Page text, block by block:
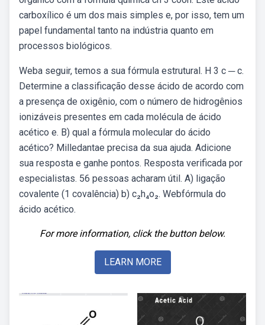
carboxílico é um dos mais simples e, por isso, tem um
papel fundamental tanto na indústria quanto em
processos biológicos.
Weba seguir, temos a sua fórmula estrutural. H 3 c ─ c.
Determine a classificação desse ácido de acordo com
a presença de oxigênio, com o número de hidrogênios
ionizáveis presentes em cada molécula de ácido
acético e. B) qual a fórmula molecular do ácido
acético? Milledantae precisa da sua ajuda. Adicione
sua resposta e ganhe pontos. Resposta verificada por
especialistas. 56 pessoas acharam útil. A) ligação
covalente (1 covalência) b) c₂h₄o₂. Webfórmula do
ácido acético.
For more information, click the button below.
LEARN MORE